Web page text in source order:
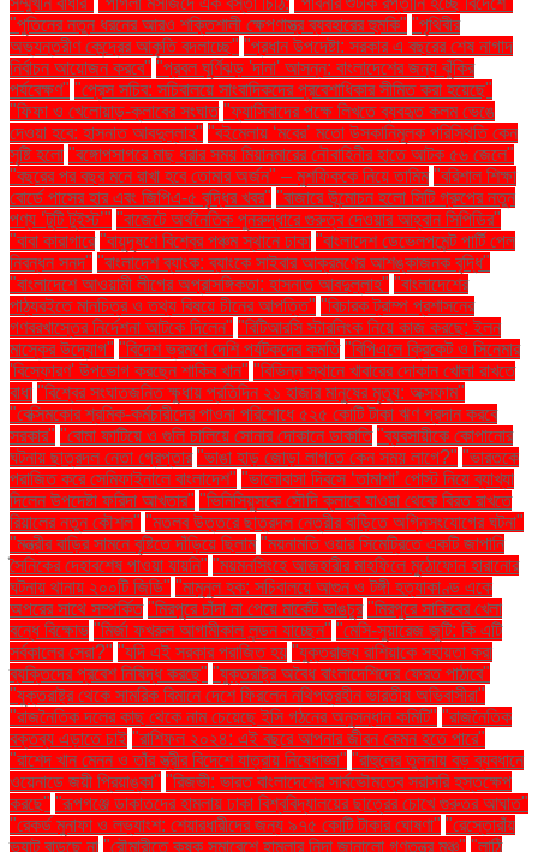
"পুতিনের নতুন ধরনের আরও শক্তিশালী ক্ষেপণাস্ত্র ব্যবহারের হুমকি" "পৃথিবীর
অভ্যন্তরীণ কেন্দ্রের আকৃতি বদলাচ্ছে" "প্রধান উপদেষ্টা: সরকার এ বছরের শেষ নাগাদ
নির্বাচন আয়োজন করবে" "প্রবল ঘূর্ণিঝড় 'দানা' আসন্ন: বাংলাদেশের জন্য ঝুঁকির
পর্যবেক্ষণ" "প্রেস সচিব: সচিবালয়ে সাংবাদিকদের প্রবেশাধিকার সীমিত করা হয়েছে"
"ফিফা ও খেলোয়াড়-ক্লাবের সংঘাত "ফ্যাসিবাদের পক্ষে লিখতে ব্যবহৃত কলম ভেঙে
দেওয়া হবে: হাসনাত আবদুল্লাহ" "বইমেলায় ‘মবের’ মতো উসকানিমূলক পরিস্থিতি কেন
সৃষ্টি হলো "বঙ্গোপসাগরে মাছ ধরার সময় মিয়ানমারের নৌবাহিনীর হাতে আটক ৫৬ জেলে"
"বছরের পর বছর মনে রাখা হবে তোমার অর্জন" – মুশফিককে নিয়ে তামিম "বরিশাল শিক্ষা
বোর্ডে পাসের হার এবং জিপিএ-৫ বৃদ্ধির খবর" "বাজারে উন্মোচন হলো সিটি গ্রুপের নতুন
পণ্য ‘টুটি টুইস্ট’" "বাজেটে অর্থনৈতিক পুনরুদ্ধারে গুরুত্ব দেওয়ার আহ্বান সিপিডির"
"বাবা কারাগারে "বায়ুদূষণে বিশ্বের পঞ্চম স্থানে ঢাকা "বাংলাদেশ ডেভেলপমেন্ট পার্টি পেল
নিবন্ধন সনদ" "বাংলাদেশ ব্যাংক: ব্যাংকে সাইবার আক্রমণের আশঙ্কাজনক বৃদ্ধি"
"বাংলাদেশে আওয়ামী লীগের অপ্রাসঙ্গিকতা: হাসনাত আবদুল্লাহ" "বাংলাদেশের
পাঠ্যবইতে মানচিত্র ও তথ্য বিষয়ে চীনের আপত্তি" "বিচারক ট্রাম্প প্রশাসনের
গণবরখাস্তের নির্দেশনা আটকে দিলেন" "বিটিআরসি স্টারলিংক নিয়ে কাজ করছে: ইলন
মাস্কের উদ্যোগ" "বিদেশ ভ্রমণে দেশি পর্যটকদের কমতি "বিপিএলে ক্রিকেট ও সিনেমার
'বিস্ফোরণ' উপভোগ করছেন শাকিব খান" "বিভিন্ন স্থানে খাবারের দোকান খোলা রাখতে
বাধা "বিশ্বের সংঘাতজনিত ক্ষুধায় প্রতিদিন ২১ হাজার মানুষের মৃত্যু: অক্সফাম"
"বেক্সিমকোর শ্রমিক-কর্মচারীদের পাওনা পরিশোধে ৫২৫ কোটি টাকা ঋণ প্রদান করবে
সরকার" "বোমা ফাটিয়ে ও গুলি চালিয়ে সোনার দোকানে ডাকাতি "ব্যবসায়ীকে কোপানোর
ঘটনায় ছাত্রদল নেতা গ্রেপ্তার "ভাঙা হাড় জোড়া লাগতে কেন সময় লাগে?" "ভারতকে
পরাজিত করে সেমিফাইনালে বাংলাদেশ" "ভালোবাসা দিবসে ‘তামাশা’ পোস্ট নিয়ে ব্যাখ্যা
দিলেন উপদেষ্টা ফরিদা আখতার" "ভিনিসিয়ুসকে সৌদি ক্লাবে যাওয়া থেকে বিরত রাখতে
রিয়ালের নতুন কৌশল" "মতলব উত্তরে ছাত্রদল নেত্রীর বাড়িতে অগ্নিসংযোগের ঘটনা"
"মন্ত্রীর বাড়ির সামনে বৃষ্টিতে দাঁড়িয়ে ছিলাম "ময়নামতি ওয়ার সিমেট্রিতে একটি জাপানি
সৈনিকের দেহাবশেষ পাওয়া যায়নি" "ময়মনসিংহে আজহারীর মাহফিলে মুঠোফোন হারানোর
ঘটনায় থানায় ২০০টি জিডি" "মামুনুল হক: সচিবালয়ে আগুন ও টঙ্গী হত্যাকাণ্ড একে
অপরের সাথে সম্পর্কিত "মিরপুরে চাঁদা না পেয়ে মার্কেট ভাঙচুর "মিরপুরে সাকিবের খেলা
বন্ধে বিক্ষোভ "মির্জা ফখরুল আগামীকাল লন্ডন যাচ্ছেন" "মেসি-সুয়ারেজ জুটি: কি এটি
সর্বকালের সেরা?" "যদি এই সরকার পরাজিত হয় "যুক্তরাজ্য রাশিয়াকে সহায়তা করা
ব্যক্তিদের প্রবেশ নিষিদ্ধ করছে" "যুক্তরাষ্ট্র অবৈধ বাংলাদেশিদের ফেরত পাঠাবে"
"যুক্তরাষ্ট্র থেকে সামরিক বিমানে দেশে ফিরলেন নথিপত্রহীন ভারতীয় অভিবাসীরা"
"রাজনৈতিক দলের কাছ থেকে নাম চেয়েছে ইসি গঠনের অনুসন্ধান কমিটি" "রাজনৈতিক
বক্তব্য এড়াতে চাই "রাশিফল ২০২৪: এই বছরে আপনার জীবন কেমন হতে পারে"
"রাশেদ খান মেনন ও তাঁর স্ত্রীর বিদেশে যাত্রায় নিষেধাজ্ঞা" "রাহুলের তুলনায় বড় ব্যবধানে
ওয়েনাডে জয়ী প্রিয়াঙ্কা" "রিজভী: ভারত বাংলাদেশের সার্বভৌমত্বে সরাসরি হস্তক্ষেপ
করছে" "রূপগঞ্জে ডাকাতদের হামলায় ঢাকা বিশ্ববিদ্যালয়ের ছাত্রের চোখে গুরুতর আঘাত"
"রেকর্ড মুনাফা ও লভ্যাংশ: শেয়ারধারীদের জন্য ৯৭৫ কোটি টাকার ঘোষণা" "রেস্তোরাঁয়
ভ্যাট বাড়ছে না "রৌমারীতে কৃষক সমাবেশে হামলার নিন্দা জানালো গণতন্ত্র মঞ্চ" "লাঠি